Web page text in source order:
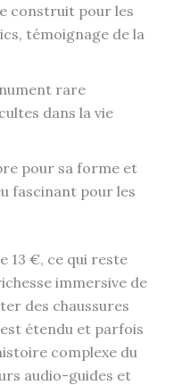
construit pour les
témoignage de la
rare
dans la vie
pour sa forme et
fascinant pour les
13 €, ce qui reste
immersive de
des chaussures
étendu et parfois
complexe du
audio-guides et